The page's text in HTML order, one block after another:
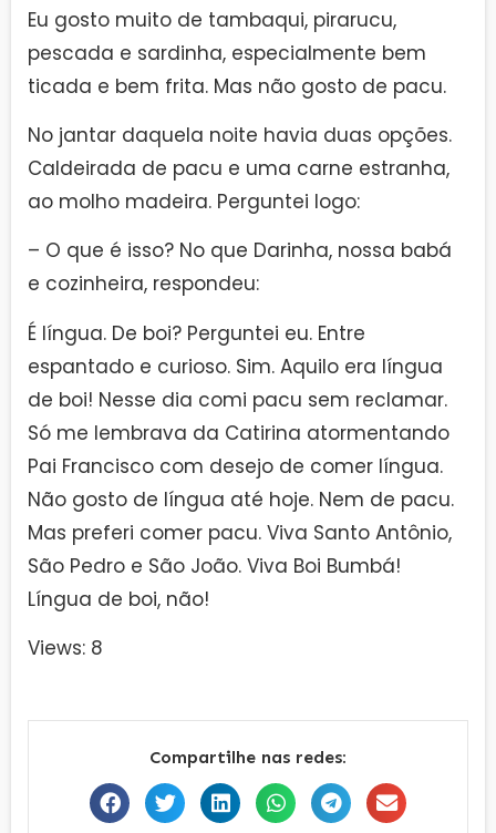
Eu gosto muito de tambaqui, pirarucu,
pescada e sardinha, especialmente bem
ticada e bem frita. Mas não gosto de pacu.
No jantar daquela noite havia duas opções.
Caldeirada de pacu e uma carne estranha,
ao molho madeira. Perguntei logo:
– O que é isso? No que Darinha, nossa babá
e cozinheira, respondeu:
É língua. De boi? Perguntei eu. Entre
espantado e curioso. Sim. Aquilo era língua
de boi! Nesse dia comi pacu sem reclamar.
Só me lembrava da Catirina atormentando
Pai Francisco com desejo de comer língua.
Não gosto de língua até hoje. Nem de pacu.
Mas preferi comer pacu. Viva Santo Antônio,
São Pedro e São João. Viva Boi Bumbá!
Língua de boi, não!
Views: 8
Compartilhe nas redes: